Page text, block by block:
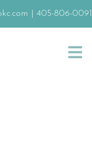
405-806-0091